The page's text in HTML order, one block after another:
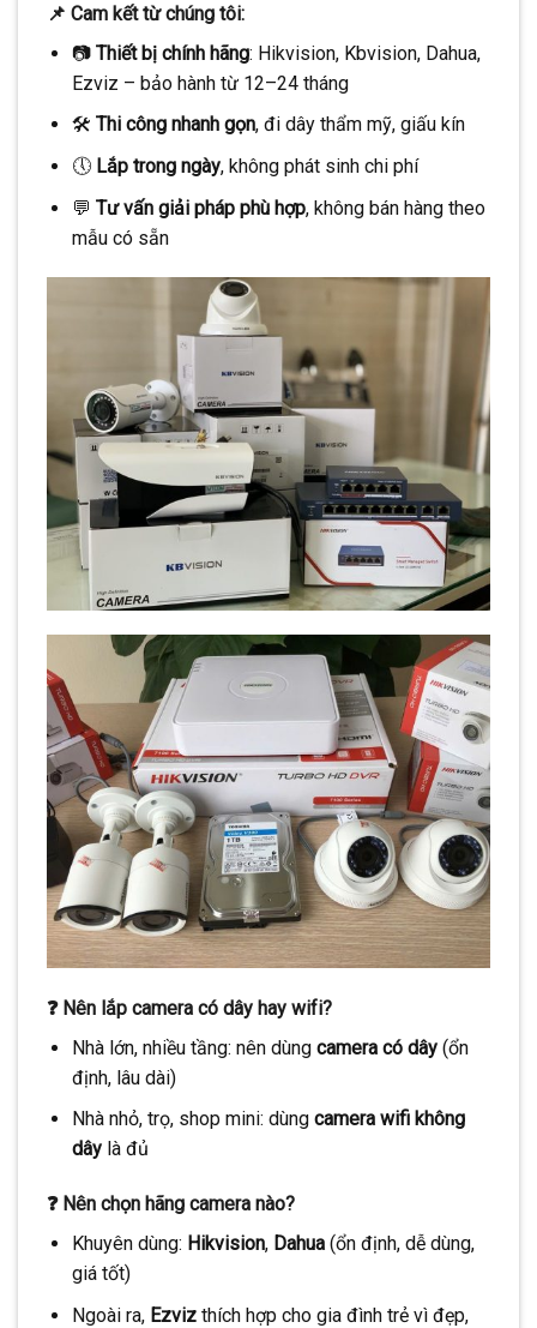
📌 Cam kết từ chúng tôi:
📷 Thiết bị chính hãng: Hikvision, Kbvision, Dahua,
Ezviz – bảo hành từ 12–24 tháng
🛠️ Thi công nhanh gọn, đi dây thẩm mỹ, giấu kín
🕔 Lắp trong ngày, không phát sinh chi phí
💬 Tư vấn giải pháp phù hợp, không bán hàng theo
mẫu có sẵn
❓ Nên lắp camera có dây hay wifi?
Nhà lớn, nhiều tầng: nên dùng camera có dây(ổn
định, lâu dài)
Nhà nhỏ, trọ, shop mini: dùng camera wifi không
dâylà đủ
❓ Nên chọn hãng camera nào?
Khuyên dùng: Hikvision, Dahua(ổn định, dễ dùng,
giá tốt)
Ngoài ra, Ezvizthích hợp cho gia đình trẻ vì đẹp,